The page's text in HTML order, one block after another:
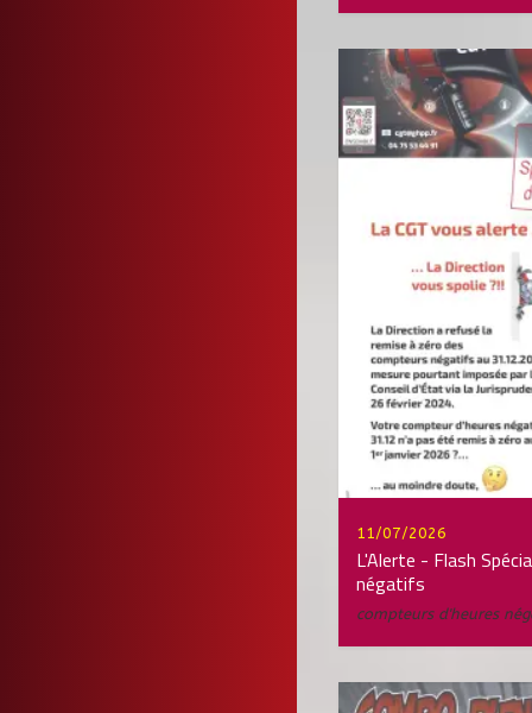
11/07/2026
L'Alerte - Flash
négatifs
compteurs d'heures